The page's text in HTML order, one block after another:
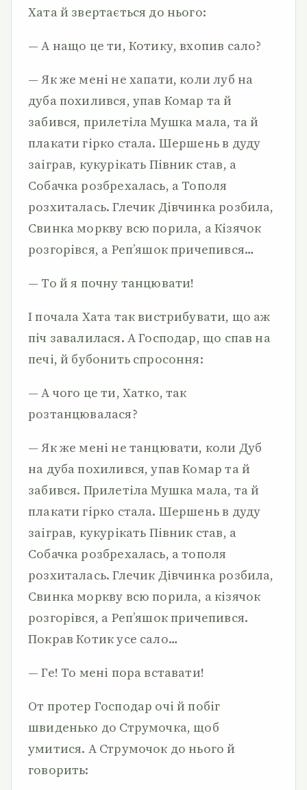
Хата й звертається до нього:
— А нащо це ти, Котику, вхопив сало?
— Як же мені не хапати, коли луб на
дуба похилився, упав Комар та й
забився, прилетіла Мушка мала, та й
плакати гірко стала. Шершень в дуду
заіграв, кукурікать Півник став, а
Собачка розбрехалась, а Тополя
розхиталась. Глечик Дівчинка розбила,
Свинка моркву всю порила, а Кізячок
розгорівся, а Реп’яшок причепився…
— То й я почну танцювати!
І почала Хата так вистрибувати, що аж
піч завалилася. А Господар, що спав на
печі, й бубонить спросоння:
— А чого це ти, Хатко, так
розтанцювалася?
— Як же мені не танцювати, коли Дуб
на дуба похилився, упав Комар та й
забився. Прилетіла Мушка мала, та й
плакати гірко стала. Шершень в дуду
заіграв, кукурікать Півник став, а
Собачка розбрехалась, а тополя
розхиталась. Глечик Дівчинка розбила,
Свинка моркву всю порила, а кізячок
розгорівся, а Реп’яшок причепився.
Покрав Котик усе сало…
— Ге! То мені пора вставати!
От протер Господар очі й побіг
швиденько до Струмочка, щоб
умитися. А Струмочок до нього й
говорить: